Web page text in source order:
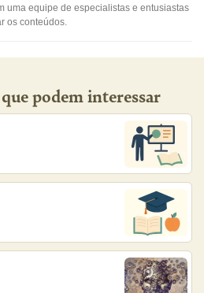
uma equipe de especialistas e entusiastas
os conteúdos.
podem interessar